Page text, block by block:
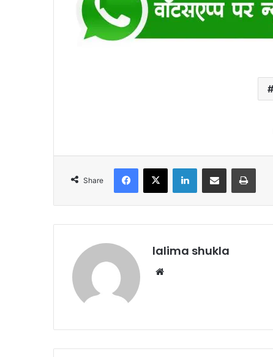
Share
Facebook
X LinkedInShare via Email Print
lalima shukla